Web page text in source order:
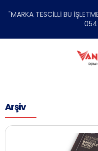
"MARKA TESCİLLİ BU
Arşiv